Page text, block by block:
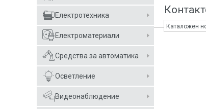
Електротехника
Електроматериали
Средства за автоматика
Осветление
Видеонаблюдение
Каталожен